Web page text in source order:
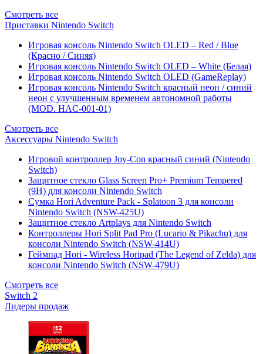
Смотреть все
Приставки Nintendo Switch
Игровая консоль Nintendo Switch OLED – Red / Blue
(Красно / Синяя)
Игровая консоль Nintendo Switch OLED – White (Белая)
Игровая консоль Nintendo Switch OLED (GameReplay)
Игровая консоль Nintendo Switch красный неон / синий
неон с улучшенным временем автономной работы
(MOD. HAC-001-01)
Смотреть все
Аксессуары Nintendo Switch
Игровой контроллер Joy-Con красный синий (Nintendo
Switch)
Защитное стекло Glass Screen Pro+ Premium Tempered
(9H) для консоли Nintendo Switch
Сумка Hori Adventure Pack - Splatoon 3 для консоли
Nintendo Switch (NSW-425U)
Защитное стекло Artplays для Nintendo Switch
Контроллеры Hori Split Pad Pro (Lucario & Pikachu) для
консоли Nintendo Switch (NSW-414U)
Геймпад Hori - Wireless Horipad (The Legend of Zelda) для
консоли Nintendo Switch (NSW-479U)
Смотреть все
Switch 2
Лидеры продаж